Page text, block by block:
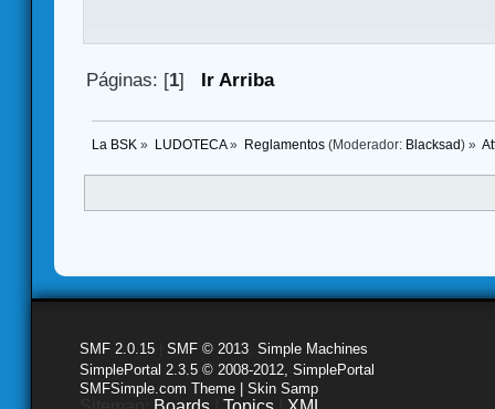
Páginas: [1] Ir Arriba
La BSK » LUDOTECA» Reglamentos(Moderador: Blacksad) »
SMF 2.0.15 SMF © 2013 Simple Machines
SimplePortal 2.3.5 © 2008-2012, SimplePortal
SMFSimple.com Theme | Skin Samp